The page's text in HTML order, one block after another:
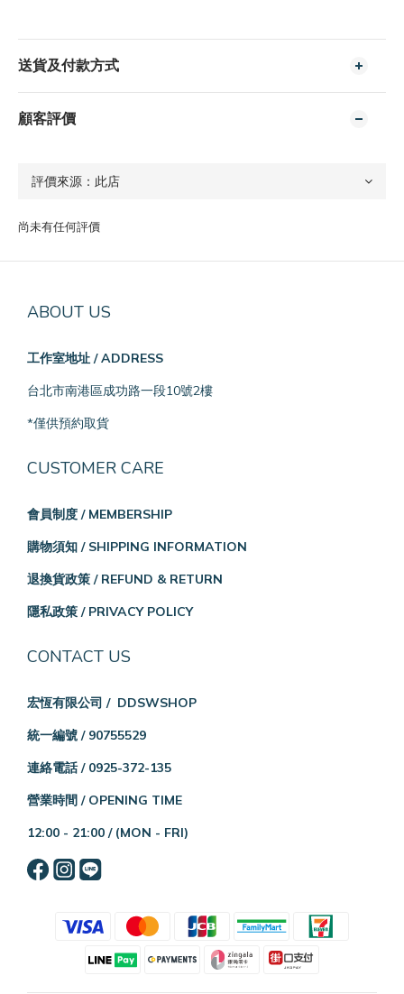
送貨及付款方式
顧客評價
尚未有任何評價
ABOUT US
工作室地址 / ADDRESS
台北市南港區成功路一段10號2樓
*僅供預約取貨
CUSTOMER CARE
會員制度 / MEMBERSHIP
購物須知 / SHIPPING INFORMATION
退換貨政策 / REFUND & RETURN
隱私政策 / PRIVACY POLICY
CONTACT US
宏恆有限公司 / DDSWSHOP
統一編號 / 90755529
連絡電話 / 0925-372-135
營業時間 / OPENING TIME
12:00 - 21:00 / (MON - FRI)